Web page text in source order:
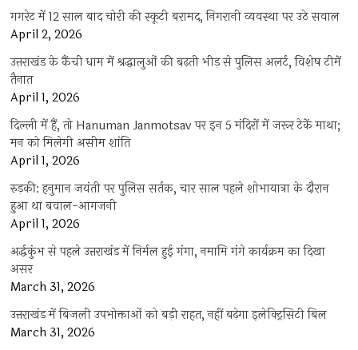
गगरेट में 12 साल बाद चोरी की स्कूटी बरामद, निगरानी व्यवस्था पर उठे सवाल
April 2, 2026
उत्तराखंड के कैंची धाम में श्रद्धालुओं की बढ़ती भीड़ से पुलिस अलर्ट, विशेष टीमें
तैनात
April 1, 2026
दिल्ली में हैं, तो Hanuman Janmotsav पर इन 5 मंदिरों में जरूर टेकें माथा;
मन को मिलेगी असीम शांति
April 1, 2026
रुड़की: हनुमान जयंती पर पुलिस सर्तक, चार साल पहले शोभायात्रा के दौरान
हुआ था बवाल-आगजनी
April 1, 2026
अर्द्धकुंभ से पहले उत्तराखंड में निर्मल हुई गंगा, नमामि गंगे कार्यक्रम का दिखा
असर
March 31, 2026
उत्तराखंड में बिजली उपभोक्ताओं को बड़ी राहत, नहीं बढ़ेगा इलेक्ट्रिसिटी बिल
March 31, 2026